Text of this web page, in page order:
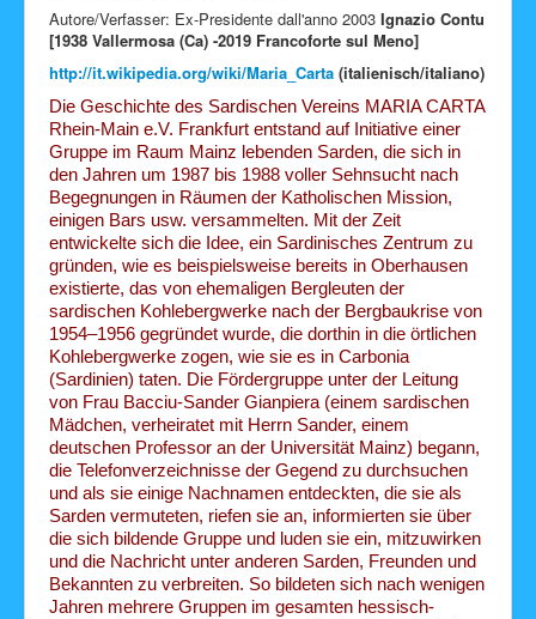
Autore/Verfasser: Ex-Presidente dall'anno 2003 Ignazio Contu
[1938 Vallermosa (Ca) -2019 Francoforte sul Meno]
http://it.wikipedia.org/wiki/Maria_Carta (italienisch/italiano)
Die Geschichte des Sardischen Vereins MARIA CARTA
Rhein-Main e.V. Frankfurt entstand auf Initiative einer
Gruppe im Raum Mainz lebenden Sarden, die sich in
den Jahren um 1987 bis 1988 voller Sehnsucht nach
Begegnungen in Räumen der Katholischen Mission,
einigen Bars usw. versammelten. Mit der Zeit
entwickelte sich die Idee, ein Sardinisches Zentrum zu
gründen, wie es beispielsweise bereits in Oberhausen
existierte, das von ehemaligen Bergleuten der
sardischen Kohlebergwerke nach der Bergbaukrise von
1954–1956 gegründet wurde, die dorthin in die örtlichen
Kohlebergwerke zogen, wie sie es in Carbonia
(Sardinien) taten. Die Fördergruppe unter der Leitung
von Frau Bacciu-Sander Gianpiera (einem sardischen
Mädchen, verheiratet mit Herrn Sander, einem
deutschen Professor an der Universität Mainz) begann,
die Telefonverzeichnisse der Gegend zu durchsuchen
und als sie einige Nachnamen entdeckten, die sie als
Sarden vermuteten, riefen sie an, informierten sie über
die sich bildende Gruppe und luden sie ein, mitzuwirken
und die Nachricht unter anderen Sarden, Freunden und
Bekannten zu verbreiten. So bildeten sich nach wenigen
Jahren mehrere Gruppen im gesamten hessisch-